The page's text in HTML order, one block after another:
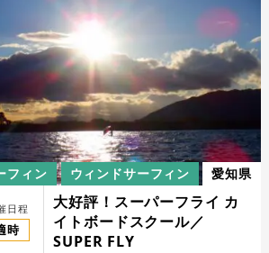
フィン ウィンドサーフィン 愛知県
日程
時
大好評！スーパーフライ カ
イトボードスクール／
SUPER FLY